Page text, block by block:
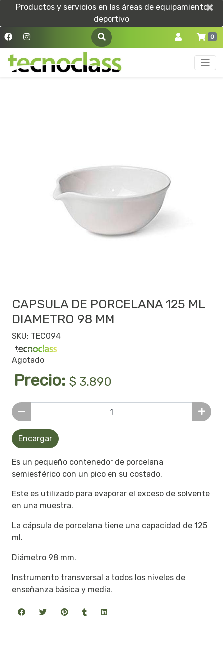
Productos y servicios en las áreas de equipamiento
deportivo
×
×
0
CAPSULA DE PORCELANA 125 ML
DIAMETRO 98 MM
SKU: TEC094
Agotado
Precio: $ 3.890
Encargar
Es un pequeño contenedor de porcelana
semiesférico con un pico en su costado.
Este es utilizado para evaporar el exceso de solvente
en una muestra.
La cápsula de porcelana tiene una capacidad de 125
ml.
Diámetro 98 mm.
Instrumento transversal a todos los niveles de
enseñanza básica y media.